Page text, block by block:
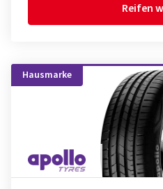
Reifen
Hausmarke